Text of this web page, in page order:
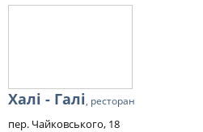
Халі - Галі, ресторан
пер. Чайковського, 18